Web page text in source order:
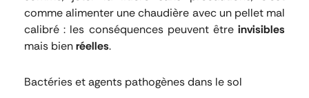
comme alimenter une chaudière avec un pellet mal
calibré : les conséquences peuvent êtreinvisibles
mais bienréelles.
Bactéries et agents pathogènes dans le sol